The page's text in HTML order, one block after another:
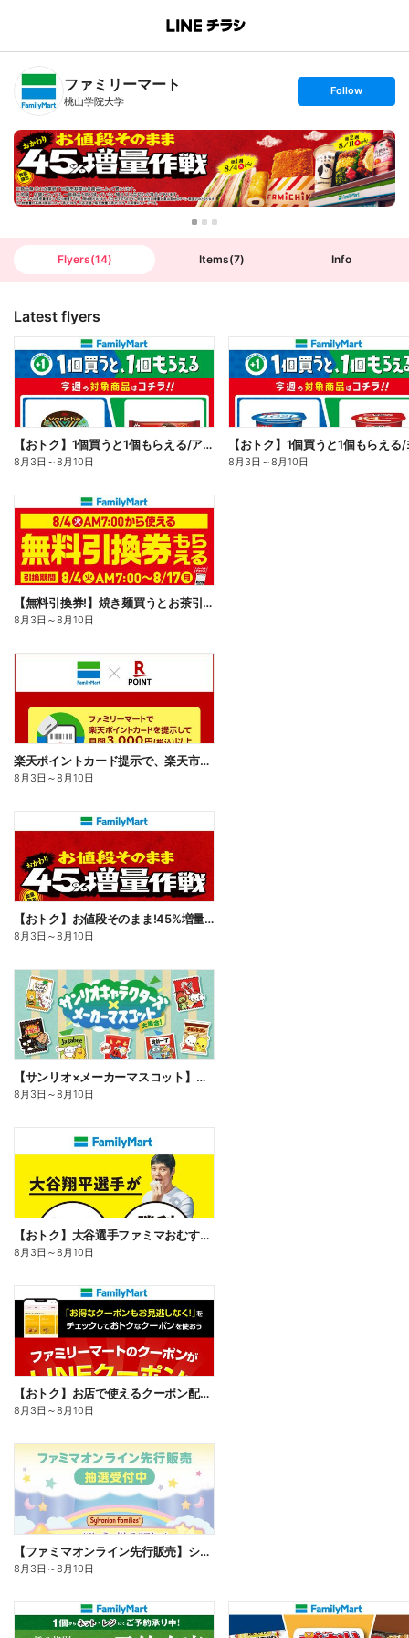
B
n
T
ファミリーマート
桃山学院大学
s
t
o
l
l
o
w
Follow
Flyers(14) Items(7) Info
Latest flyers
【おトク】1個買うと1個もらえる/アイス
8月3日 ～8月10日 8月3日 ～8月10日
【無料引換券!】焼き麺買うとお茶引換券貰える!
8月3日 ～8月10日
楽天ポイントカード提示で、楽天市場でのお買い物がおトクに!
8月3日 ～8月10日
【おトク】お値段そのまま!45%増量作戦!
8月3日 ～8月10日
【サンリオ×メーカーマスコット】オリジナルグッズ貰える!
8月3日 ～8月10日
【おトク】大谷選手ファミマおむすび割
8月3日 ～8月10日
【おトク】お店で使えるクーポン配信中
8月3日 ～8月10日
【ファミマオンライン先行販売】シルバニアファミリー
8月3日 ～8月10日